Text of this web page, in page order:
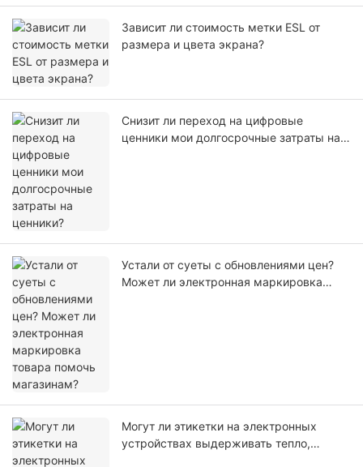
Зависит ли стоимость метки ESL от
размера и цвета экрана?
Снизит ли переход на цифровые
ценники мои долгосрочные затраты на
Устали от суеты с обновлениями цен?
Может ли электронная маркировка
Могут ли этикетки на электронных
устройствах выдерживать тепло,